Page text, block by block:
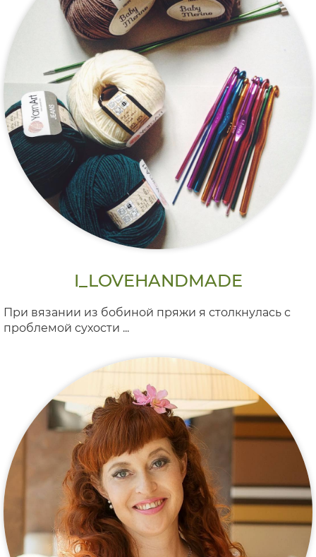
I_LOVEHANDMADE
При вязании из бобиной пряжи я столкнулась с
проблемой сухости ...